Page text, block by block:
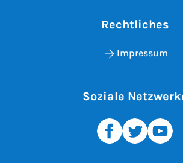
Rechtliches
Impressum
Soziale